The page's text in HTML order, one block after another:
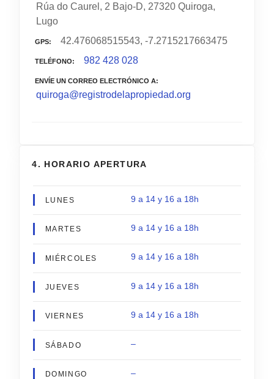
Rúa do Caurel, 2 Bajo-D, 27320 Quiroga,
Lugo
GPS 42.476068515543, -7.2715217663475
TELÉFONO 982 428 028
ENVÍE UN CORREO ELECTRÓNICO A
quiroga@registrodelapropiedad.org
4. HORARIO APERTURA
LUNES 9 a 14 y 16 a 18h
MARTES 9 a 14 y 16 a 18h
MIÉRCOLES 9 a 14 y 16 a 18h
JUEVES 9 a 14 y 16 a 18h
VIERNES 9 a 14 y 16 a 18h
SÁBADO –
DOMINGO –